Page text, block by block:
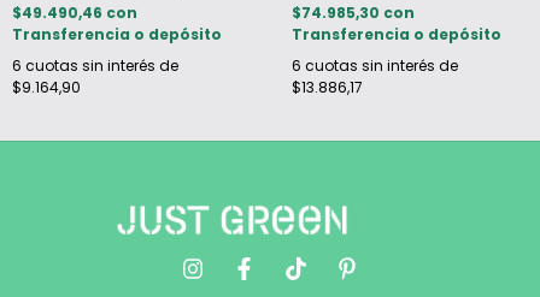
$49.490,46 con
Transferencia o depósito
6 cuotas sin interés de
$9.164,90
$74.985,30 con
Transferencia o depósito
6 cuotas sin interés de
$13.886,17